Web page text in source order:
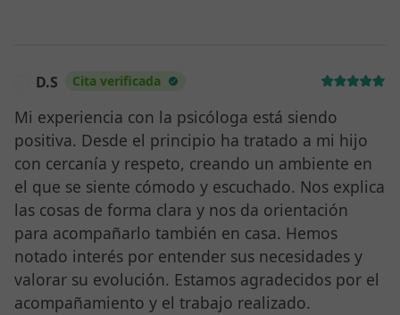
D.S Cita verificada
Mi experiencia con la psicóloga está siendo
positiva. Desde el principio ha tratado a mi hijo
con cercanía y respeto, creando un ambiente en
el que se siente cómodo y escuchado. Nos explica
las cosas de forma clara y nos da orientación
para acompañarlo también en casa. Hemos
notado interés por entender sus necesidades y
valorar su evolución. Estamos agradecidos por el
acompañamiento y el trabajo realizado.